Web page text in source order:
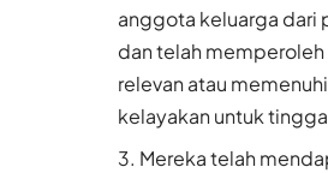
anggota keluarga dari
dan telah
relevan atau
kelayakan untuk
Mereka telah